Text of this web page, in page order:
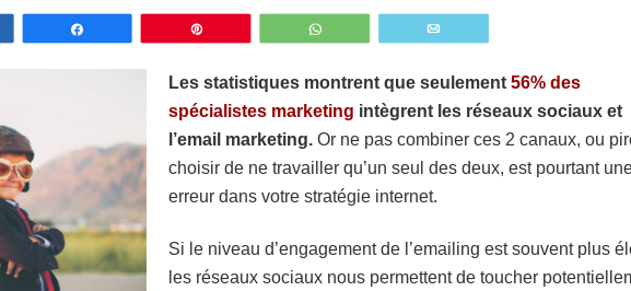
Les statistiques montrent que seulement 56% des
spécialistes marketing intègrent les réseaux sociaux et
l’email marketing. Or ne pas combiner ces 2 canaux, ou
choisir de ne travailler qu’un seul des deux, est pourtant
erreur dans votre stratégie internet.
Si le niveau d’engagement de l’emailing est souvent plus
les réseaux sociaux nous permettent de toucher